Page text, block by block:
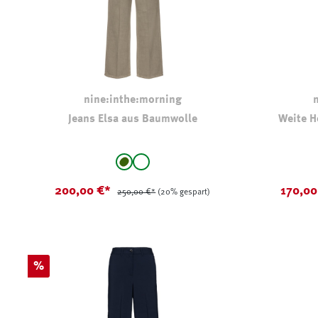
nine:inthe:morning
Jeans Elsa aus Baumwolle
auswählen
hell oliv-kaki
weiß
200,00 €* 250,00 €* (20% gespart)
Weite
Rabatt
%